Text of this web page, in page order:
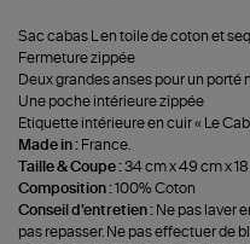
Sac cabas L en toile de coton et
Fermeture zippée
Deux grandes anses pour un porté
Une poche intérieure zippée
Etiquette intérieure en cuir « Le
Made in : France.
Taille & Coupe :34 cm x 49 cm x
Composition :100% Coton
Conseil d'entretien : Ne pas laver
pas repasser. Ne pas effectuer de